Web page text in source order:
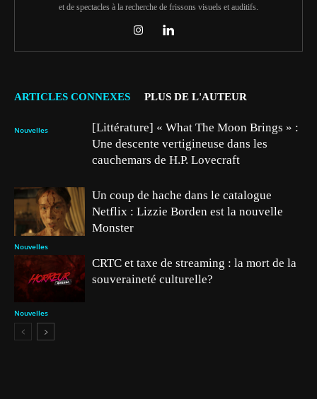
et de spectacles à la recherche de frissons visuels et auditifs.
ARTICLES CONNEXES PLUS DE L'AUTEUR
Nouvelles
[Littérature] « What The Moon Brings » :
Une descente vertigineuse dans les
cauchemars de H.P. Lovecraft
Nouvelles
Un coup de hache dans le catalogue
Netflix : Lizzie Borden est la nouvelle
Monster
Nouvelles
CRTC et taxe de streaming : la mort de la
souveraineté culturelle?